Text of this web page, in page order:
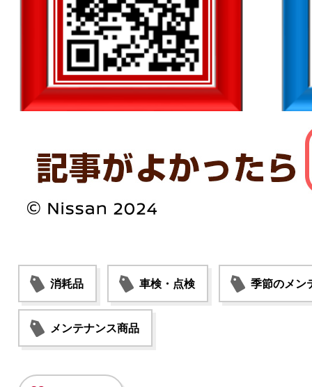
消耗品 車検・点検 季節のメン
メンテナンス商品